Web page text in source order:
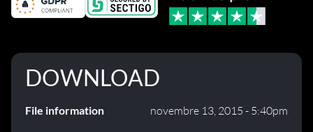
DOWNLOAD
File information novembre 13, 2015 - 5:40pm